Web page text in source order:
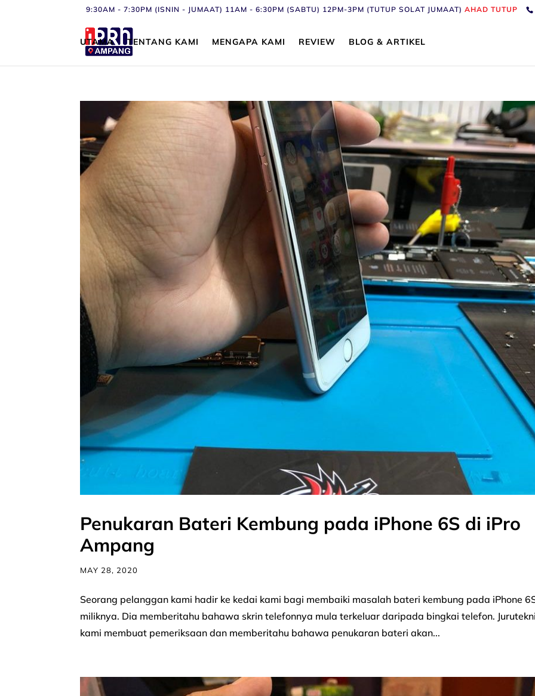
9:30AM - 7:30PM (ISNIN - JUMAAT) 11AM - 6:30PM (SABTU) 12PM-3PM (TUTUP SOLAT JUMAAT)AHAD TUTUP
UTAMA TENTANG KAMI MENGAPA KAMI REVIEW BLOG & ARTIKEL
Penukaran Bateri Kembung pada iPhone 6S di iPro
Ampang
MAY 28, 2020
Seorang pelanggan kami hadir ke kedai kami bagi membaiki masalah bateri kembung pada iPhone
miliknya. Dia memberitahu bahawa skrin telefonnya mula terkeluar daripada bingkai telefon.
kami membuat pemeriksaan dan memberitahu bahawa penukaran bateri akan...